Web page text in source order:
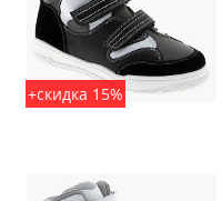
+скидка 15%